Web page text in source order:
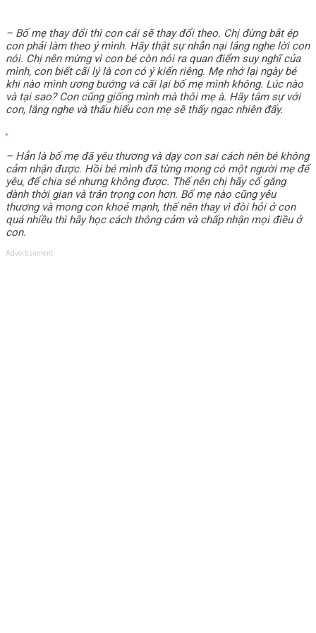
– Bố mẹ thay đổi thì con cái sẽ thay đổi theo. Chị đừng bắt ép
con phải làm theo ý mình. Hãy thật sự nhẫn nại lắng nghe lời con
nói. Chị nên mừng vì con bé còn nói ra quan điểm suy nghĩ của
mình, con biết cãi lý là con có ý kiến riêng. Mẹ nhớ lại ngày bé
khi nào mình ương bướng và cãi lại bố mẹ mình không. Lúc nào
và tại sao? Con cũng giống mình mà thôi mẹ à. Hãy tâm sự với
con, lắng nghe và thấu hiểu con mẹ sẽ thấy ngạc nhiên đấy.
– Hẳn là bố mẹ đã yêu thương và dạy con sai cách nên bé không
cảm nhận được. Hồi bé mình đã từng mong có một người mẹ để
yêu, để chia sẻ nhưng không được. Thế nên chị hãy cố gắng
dành thời gian và trân trọng con hơn. Bố mẹ nào cũng yêu
thương và mong con khoẻ mạnh, thế nên thay vì đòi hỏi ở con
quá nhiều thì hãy học cách thông cảm và chấp nhận mọi điều ở
con.
Advertisement